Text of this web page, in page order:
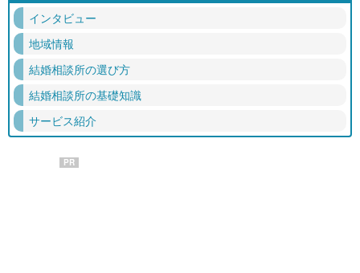
インタビュー
地域情報
結婚相談所の選び方
結婚相談所の基礎知識
サービス紹介
PR